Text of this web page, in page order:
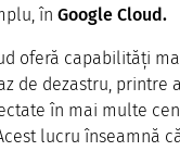
în Google Cloud.
oferă capabilități
de dezastru, printre
în mai multe
lucru înseamnă